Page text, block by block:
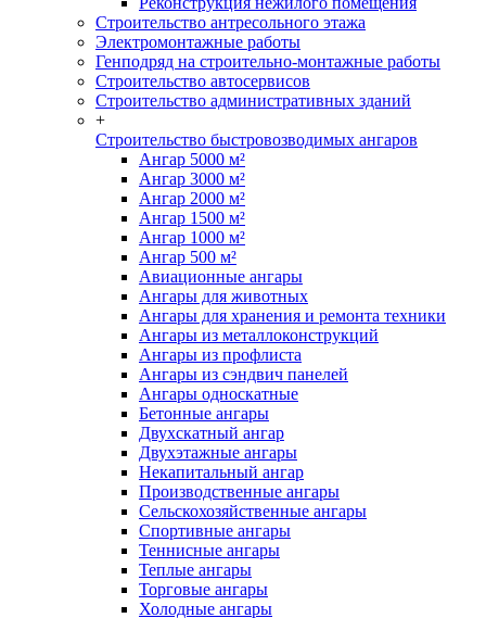
Строительство антресольного этажа
Электромонтажные работы
Генподряд на строительно-монтажные работы
Строительство автосервисов
Строительство административных зданий
+
Строительство быстровозводимых ангаров
Ангар 5000 м²
Ангар 3000 м²
Ангар 2000 м²
Ангар 1500 м²
Ангар 1000 м²
Ангар 500 м²
Авиационные ангары
Ангары для животных
Ангары для хранения и ремонта техники
Ангары из металлоконструкций
Ангары из профлиста
Ангары из сэндвич панелей
Ангары односкатные
Бетонные ангары
Двухскатный ангар
Двухэтажные ангары
Некапитальный ангар
Производственные ангары
Сельскохозяйственные ангары
Спортивные ангары
Теннисные ангары
Теплые ангары
Торговые ангары
Холодные ангары